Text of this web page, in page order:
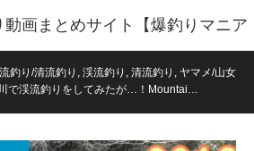
画まとめサイト【爆釣りマニア
釣り/清流釣り , 渓流釣り , 清流釣り , ヤマメ/山女
で渓流釣りをしてみたが…！Mountai…